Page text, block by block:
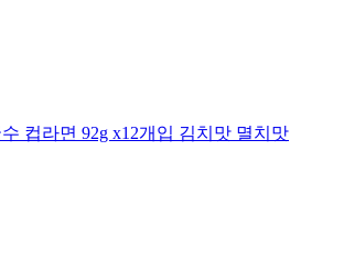
컵라면 92g x12개입 김치맛 멸치맛